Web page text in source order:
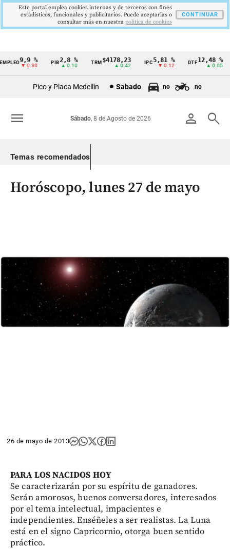
Cintillo
Colombia
9,9 %
▼ 0.30
2,8 %
▲ 0.10
TRM$4178,23
▲ 0.42
5,81 %
▼ 0.12
12,48 %
▲ 0.05
Pico y Placa Medellín Sabado no no
person search
Sábado, 8 de Agosto de 2026
menu
Temas recomendados
Horóscopo, lunes 27 de mayo
26 de mayo de 2013
PARA LOS NACIDOS HOY
Se caracterizarán por su espíritu de ganadores.
Serán amorosos, buenos conversadores, interesados
por el tema intelectual, impacientes e
independientes. Enséñeles a ser realistas. La Luna
está en el signo Capricornio, otorga buen sentido
práctico.
Este portal emplea cookies internas y de terceros con fines
estadísticos, funcionales y publicitarios. Puede aceptarlas o
consultar más en nuestra politica de cookies
CONTINUAR